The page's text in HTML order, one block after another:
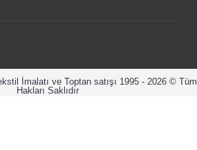
İmalatı ve Toptan satışı 1995 - 2026 © Tüm
Hakları Saklıdır